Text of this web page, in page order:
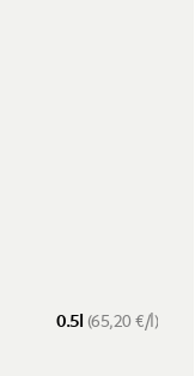
0.5l (65,20 €/l)